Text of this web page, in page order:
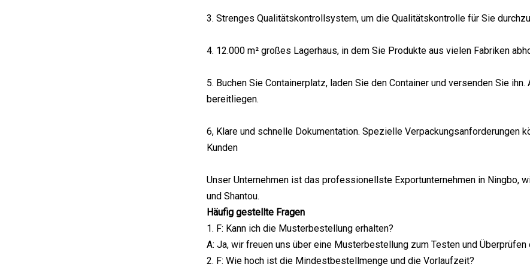
3. Strenges Qualitätskontrollsystem, um die Qualitätskontrolle für Sie
4. 12.000 m² großes Lagerhaus, in dem Sie Produkte aus vielen Fabriken
5. Buchen Sie Containerplatz, laden Sie den Container und versenden Sie
bereitliegen.
6, Klare und schnelle Dokumentation. Spezielle Verpackungsanforderungen
Kunden
Unser Unternehmen ist das professionellste Exportunternehmen in Ningbo,
und Shantou.
Häufig gestellte Fragen
1. F: Kann ich die Musterbestellung erhalten?
A: Ja, wir freuen uns über eine Musterbestellung zum Testen und
2. F: Wie hoch ist die Mindestbestellmenge und die Vorlaufzeit?